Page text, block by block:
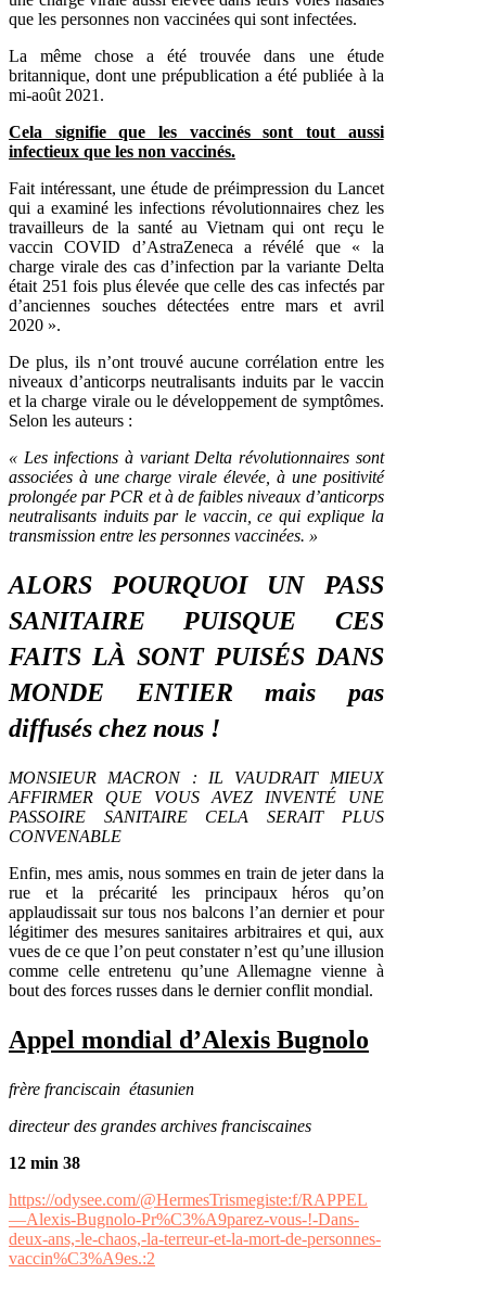
que les personnes non vaccinées qui sont infectées.
La même chose a été trouvée dans une étude
britannique, dont une prépublication a été publiée à la
mi-août 2021.
Cela signifie que les vaccinés sont tout aussi
infectieux que les non vaccinés.
Fait intéressant, une étude de préimpression du Lancet
qui a examiné les infections révolutionnaires chez les
travailleurs de la santé au Vietnam qui ont reçu le
vaccin COVID d’AstraZeneca a révélé que « la
charge virale des cas d’infection par la variante Delta
était 251 fois plus élevée que celle des cas infectés par
d’anciennes souches détectées entre mars et avril
2020 ».
De plus, ils n’ont trouvé aucune corrélation entre les
niveaux d’anticorps neutralisants induits par le vaccin
et la charge virale ou le développement de symptômes.
Selon les auteurs :
« Les infections à variant Delta révolutionnaires sont
associées à une charge virale élevée, à une positivité
prolongée par PCR et à de faibles niveaux d’anticorps
neutralisants induits par le vaccin, ce qui explique la
transmission entre les personnes vaccinées. »
ALORS POURQUOI UN PASS
SANITAIRE PUISQUE CES
FAITS LÀ SONT PUISÉS DANS
MONDE ENTIER mais pas
diffusés chez nous !
MONSIEUR MACRON : IL VAUDRAIT MIEUX
AFFIRMER QUE VOUS AVEZ INVENTÉ UNE
PASSOIRE SANITAIRE CELA SERAIT PLUS
CONVENABLE
Enfin, mes amis, nous sommes en train de jeter dans la
rue et la précarité les principaux héros qu’on
applaudissait sur tous nos balcons l’an dernier et pour
légitimer des mesures sanitaires arbitraires et qui, aux
vues de ce que l’on peut constater n’est qu’une illusion
comme celle entretenu qu’une Allemagne vienne à
bout des forces russes dans le dernier conflit mondial.
Appel mondial d’Alexis Bugnolo
frère franciscain étasunien
directeur des grandes archives franciscaines
12 min 38
https://odysee.com/@HermesTrismegiste:f/RAPPEL
—Alexis-Bugnolo-Pr%C3%A9parez-vous-!-Dans-
deux-ans,-le-chaos,-la-terreur-et-la-mort-de-personnes-
vaccin%C3%A9es.:2